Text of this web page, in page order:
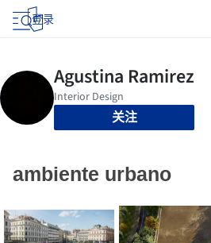
登录
关注
ambiente urbano